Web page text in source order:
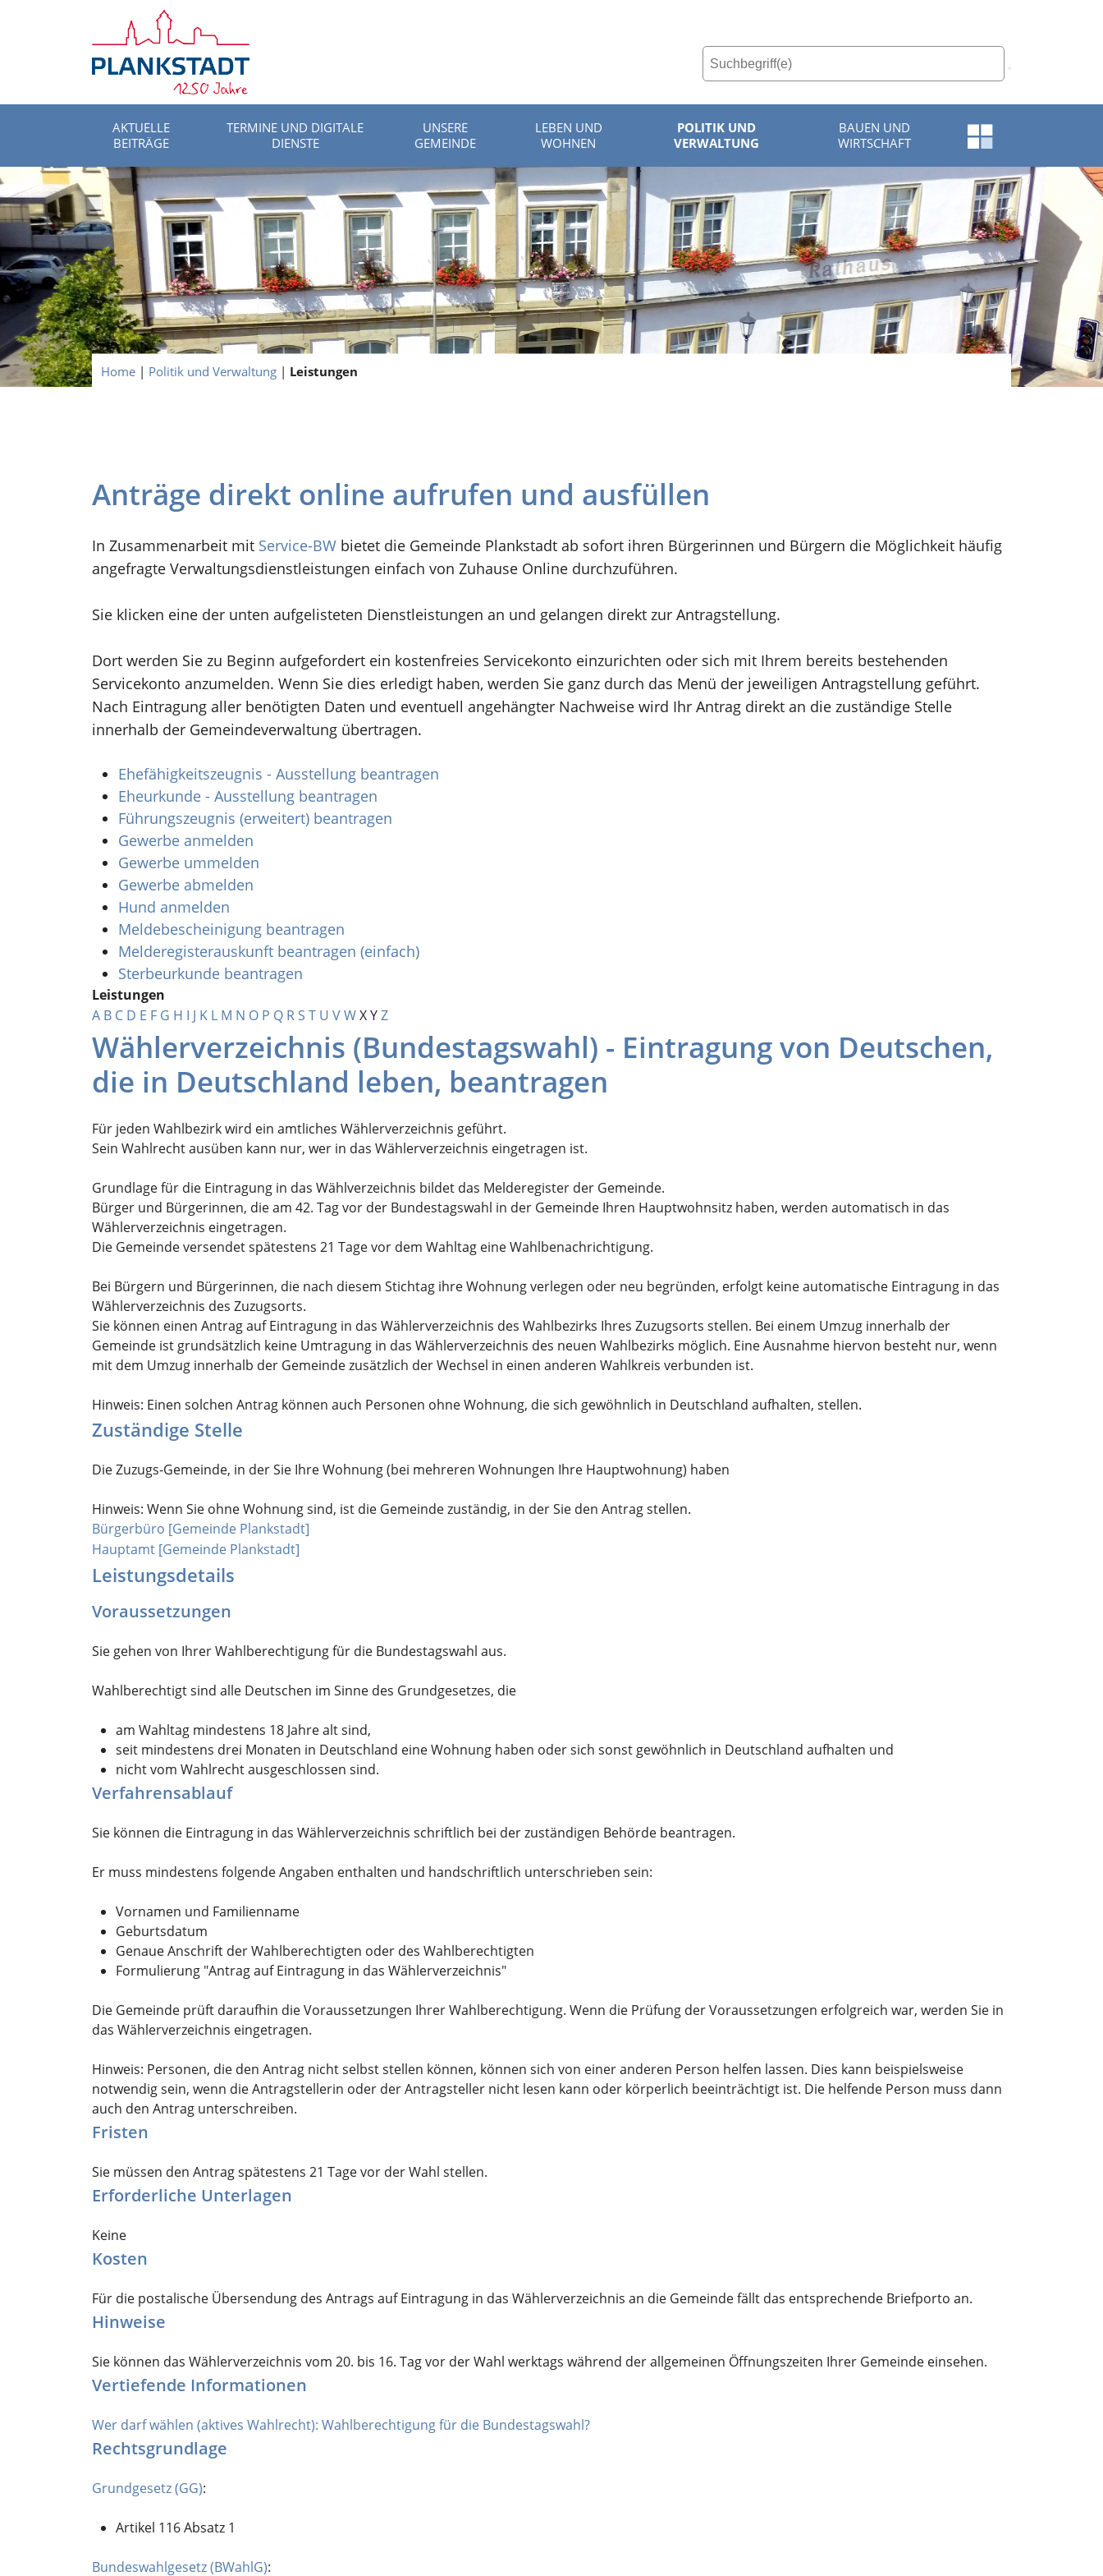
AKTUELLE
BEITRÄGE
TERMINE UND DIGITALE
DIENSTE
UNSERE
GEMEINDE
LEBEN UND
WOHNEN
POLITIK UND
VERWALTUNG
BAUEN UND
WIRTSCHAFT
Schnellzugriff-
Menü
öffnen
Home | Politik und Verwaltung | Leistungen
Anträge direkt online aufrufen und ausfüllen
In Zusammenarbeit mit Service-BW bietet die Gemeinde Plankstadt ab sofort ihren Bürgerinnen und Bürgern die Möglichkeit häufig
angefragte Verwaltungsdienstleistungen einfach von Zuhause Online durchzuführen.
Sie klicken eine der unten aufgelisteten Dienstleistungen an und gelangen direkt zur Antragstellung.
Dort werden Sie zu Beginn aufgefordert ein kostenfreies Servicekonto einzurichten oder sich mit Ihrem bereits bestehenden
Servicekonto anzumelden. Wenn Sie dies erledigt haben, werden Sie ganz durch das Menü der jeweiligen Antragstellung geführt.
Nach Eintragung aller benötigten Daten und eventuell angehängter Nachweise wird Ihr Antrag direkt an die zuständige Stelle
innerhalb der Gemeindeverwaltung übertragen.
Ehefähigkeitszeugnis - Ausstellung beantragen
Eheurkunde - Ausstellung beantragen
Führungszeugnis (erweitert) beantragen
Gewerbe anmelden
Gewerbe ummelden
Gewerbe abmelden
Hund anmelden
Meldebescheinigung beantragen
Melderegisterauskunft beantragen (einfach)
Sterbeurkunde beantragen
Leistungen
A B C D E F G H I J K L M N O P Q R S T U VWXYZ
Wählerverzeichnis (Bundestagswahl) - Eintragung von Deutschen,
die in Deutschland leben, beantragen
Für jeden Wahlbezirk wird ein amtliches Wählerverzeichnis geführt.
Sein Wahlrecht ausüben kann nur, wer in das Wählerverzeichnis eingetragen ist.
Grundlage für die Eintragung in das Wählverzeichnis bildet das Melderegister der Gemeinde.
Bürger und Bürgerinnen, die am 42. Tag vor der Bundestagswahl in der Gemeinde Ihren Hauptwohnsitz haben, werden automatisch in das
Wählerverzeichnis eingetragen.
Die Gemeinde versendet spätestens 21 Tage vor dem Wahltag eine Wahlbenachrichtigung.
Bei Bürgern und Bürgerinnen, die nach diesem Stichtag ihre Wohnung verlegen oder neu begründen, erfolgt keine automatische Eintragung in das
Wählerverzeichnis des Zuzugsorts.
Sie können einen Antrag auf Eintragung in das Wählerverzeichnis des Wahlbezirks Ihres Zuzugsorts stellen. Bei einem Umzug innerhalb der
Gemeinde ist grundsätzlich keine Umtragung in das Wählerverzeichnis des neuen Wahlbezirks möglich. Eine Ausnahme hiervon besteht nur, wenn
mit dem Umzug innerhalb der Gemeinde zusätzlich der Wechsel in einen anderen Wahlkreis verbunden ist.
Hinweis: Einen solchen Antrag können auch Personen ohne Wohnung, die sich gewöhnlich in Deutschland aufhalten, stellen.
Zuständige Stelle
Die Zuzugs-Gemeinde, in der Sie Ihre Wohnung (bei mehreren Wohnungen Ihre Hauptwohnung) haben
Hinweis: Wenn Sie ohne Wohnung sind, ist die Gemeinde zuständig, in der Sie den Antrag stellen.
Bürgerbüro [Gemeinde Plankstadt]
Hauptamt [Gemeinde Plankstadt]
Leistungsdetails
Voraussetzungen
Sie gehen von Ihrer Wahlberechtigung für die Bundestagswahl aus.
Wahlberechtigt sind alle Deutschen im Sinne des Grundgesetzes, die
am Wahltag mindestens 18 Jahre alt sind,
seit mindestens drei Monaten in Deutschland eine Wohnung haben oder sich sonst gewöhnlich in Deutschland aufhalten und
nicht vom Wahlrecht ausgeschlossen sind.
Verfahrensablauf
Sie können die Eintragung in das Wählerverzeichnis schriftlich bei der zuständigen Behörde beantragen.
Er muss mindestens folgende Angaben enthalten und handschriftlich unterschrieben sein:
Vornamen und Familienname
Geburtsdatum
Genaue Anschrift der Wahlberechtigten oder des Wahlberechtigten
Formulierung "Antrag auf Eintragung in das Wählerverzeichnis"
Die Gemeinde prüft daraufhin die Voraussetzungen Ihrer Wahlberechtigung. Wenn die Prüfung der Voraussetzungen erfolgreich war, werden Sie in
das Wählerverzeichnis eingetragen.
Hinweis: Personen, die den Antrag nicht selbst stellen können, können sich von einer anderen Person helfen lassen. Dies kann beispielsweise
notwendig sein, wenn die Antragstellerin oder der Antragsteller nicht lesen kann oder körperlich beeinträchtigt ist. Die helfende Person muss dann
auch den Antrag unterschreiben.
Fristen
Sie müssen den Antrag spätestens 21 Tage vor der Wahl stellen.
Erforderliche Unterlagen
Keine
Kosten
Für die postalische Übersendung des Antrags auf Eintragung in das Wählerverzeichnis an die Gemeinde fällt das entsprechende Briefporto an.
Hinweise
Sie können das Wählerverzeichnis vom 20. bis 16. Tag vor der Wahl werktags während der allgemeinen Öffnungszeiten Ihrer Gemeinde einsehen.
Vertiefende Informationen
Wer darf wählen (aktives Wahlrecht): Wahlberechtigung für die Bundestagswahl?
Rechtsgrundlage
Grundgesetz (GG):
Artikel 116 Absatz 1
Bundeswahlgesetz (BWahlG):